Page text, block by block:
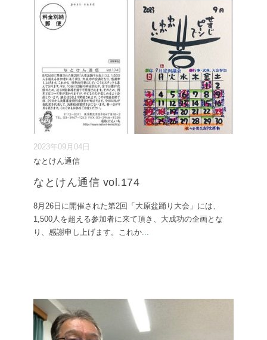
2023年09月04日
なとけん通信
なとけん通信 vol.174
8月26日に開催された第2回「大原盆踊り大会」には、
1,500人を超える参加者に来て頂き、大成功の企画とな
り、感謝申し上げます。これか